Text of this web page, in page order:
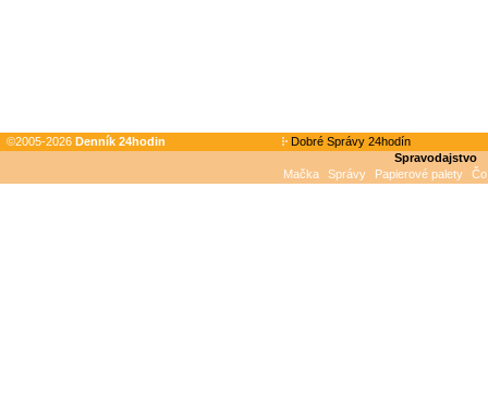
©2005-2026 Denník 24hodin
Dobré Správy 24hodín
Spravodajstvo
Mačka
Správy Papierové palety